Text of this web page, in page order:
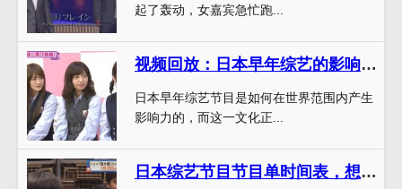
起了轰动，女嘉宾急忙跑...
视频回放：日本早年综艺的影响力到底有多大？
日本早年综艺节目是如何在世界范围内产生
影响力的，而这一文化正...
日本综艺节目节目单时间表，想看就看